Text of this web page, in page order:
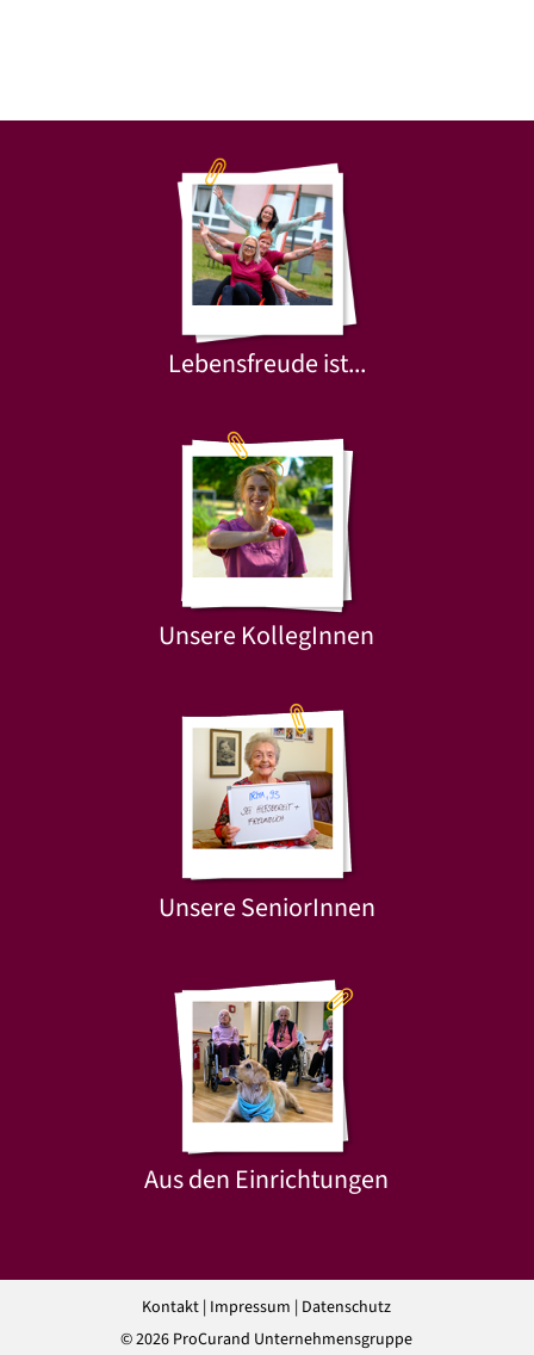
Lebensfreude ist...
Unsere KollegInnen
Unsere SeniorInnen
Aus den Einrichtungen
Kontakt | Impressum | Datenschutz
© 2026 ProCurand Unternehmensgruppe